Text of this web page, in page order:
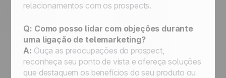
relacionamentos com os prospects.
Q: Como posso lidar com objeções durante
uma ligação de telemarketing?
A: Ouça as preocupações do prospect,
reconheça seu ponto de vista e ofereça soluções
que destaquem os benefícios do seu produto ou